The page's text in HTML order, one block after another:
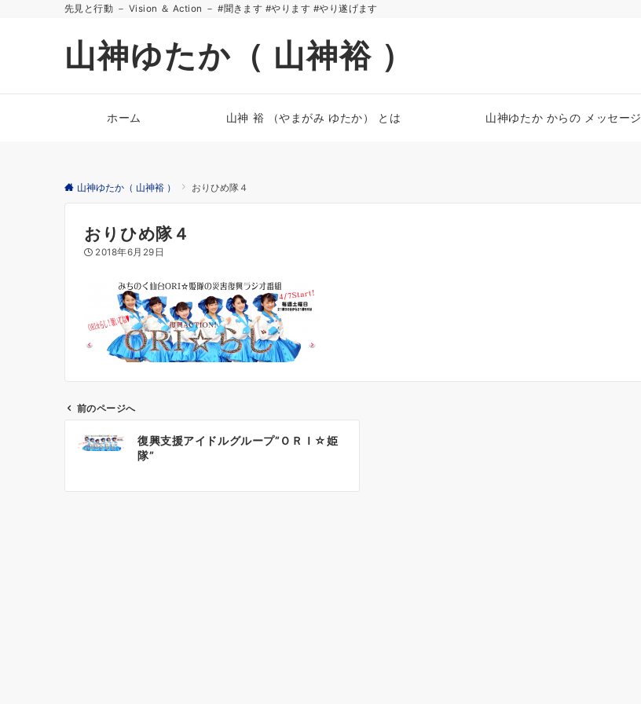
先見と行動 － Vision ＆ Action － #聞きます #やります #やり遂げます
山神ゆたか（ 山神裕 ）
ホーム 山神 裕 （やまがみ ゆたか） とは 山神ゆたか からの メッセージ
山神ゆたか（ 山神裕 ） おりひめ隊４
おりひめ隊４
2018年6月29日
前のページへ
復興支援アイドルグループ”ＯＲＩ☆姫
隊”